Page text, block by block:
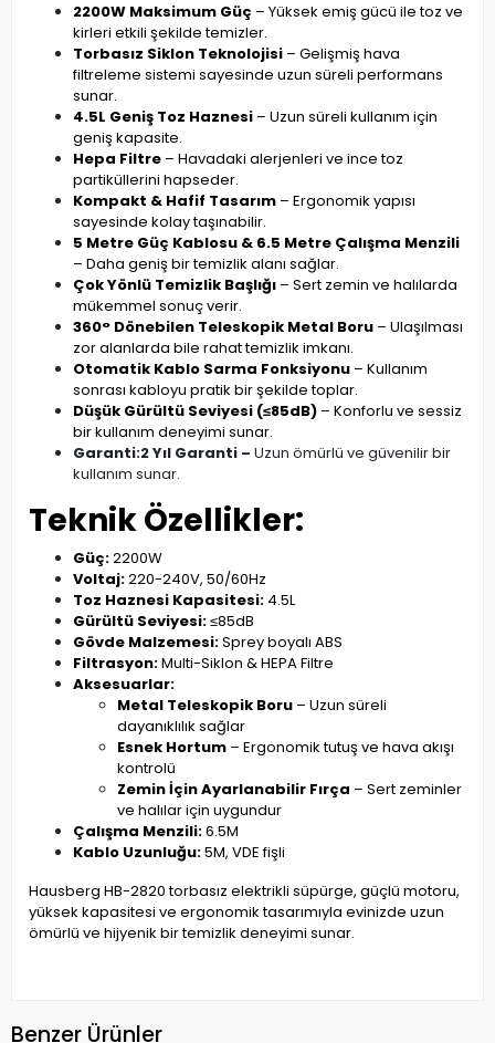
2200W Maksimum Güç – Yüksek emiş gücü ile toz ve
kirleri etkili şekilde temizler.
Torbasız Siklon Teknolojisi – Gelişmiş hava
filtreleme sistemi sayesinde uzun süreli performans
sunar.
4.5L Geniş Toz Haznesi – Uzun süreli kullanım için
geniş kapasite.
Hepa Filtre – Havadaki alerjenleri ve ince toz
partiküllerini hapseder.
Kompakt & Hafif Tasarım – Ergonomik yapısı
sayesinde kolay taşınabilir.
5 Metre Güç Kablosu & 6.5 Metre Çalışma Menzili
– Daha geniş bir temizlik alanı sağlar.
Çok Yönlü Temizlik Başlığı – Sert zemin ve halılarda
mükemmel sonuç verir.
360° Dönebilen Teleskopik Metal Boru – Ulaşılması
zor alanlarda bile rahat temizlik imkanı.
Otomatik Kablo Sarma Fonksiyonu – Kullanım
sonrası kabloyu pratik bir şekilde toplar.
Düşük Gürültü Seviyesi (≤85dB) – Konforlu ve sessiz
bir kullanım deneyimi sunar.
Garanti:2 Yıl Garanti – Uzun ömürlü ve güvenilir bir
kullanım sunar.
Teknik Özellikler:
Güç:2200W
Voltaj:220-240V, 50/60Hz
Toz Haznesi Kapasitesi: 4.5L
Gürültü Seviyesi:≤85dB
Gövde Malzemesi:Sprey boyalı ABS
Filtrasyon:Multi-Siklon & HEPA Filtre
Aksesuarlar:
Metal Teleskopik Boru – Uzun süreli
dayanıklılık sağlar
Esnek Hortum – Ergonomik tutuş ve hava akışı
kontrolü
Zemin İçin Ayarlanabilir Fırça – Sert zeminler
ve halılar için uygundur
Çalışma Menzili:6.5M
Kablo Uzunluğu:5M, VDE fişli
Hausberg HB-2820 torbasız elektrikli süpürge, güçlü motoru,
yüksek kapasitesi ve ergonomik tasarımıyla evinizde uzun
ömürlü ve hijyenik bir temizlik deneyimi sunar.
Benzer Ürünler